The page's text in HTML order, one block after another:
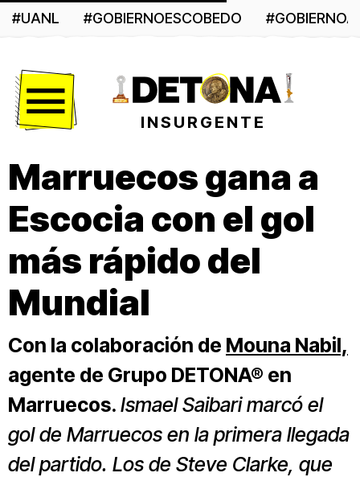
#UANL #GOBIERNOESCOBEDO
INSURGENTE
Marruecos gana a
Escocia con el gol
más rápido del
Mundial
Con la colaboración de Mouna Nabil,
agente de Grupo DETONA® en
Marruecos. Ismael Saibari marcó el
gol de Marruecos en la primera llegada
del partido. Los de Steve Clarke, que